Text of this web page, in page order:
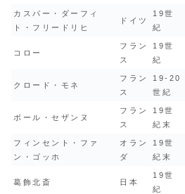
カスパー・ダーフィ
ト・フリードリヒ
ドイツ
19世
紀
コロー
フラン
ス
19世
紀
クロード・モネ
フラン
ス
19-20
世紀
ポール・セザンヌ
フラン
ス
19世
紀末
フィンセント・ファ
ン・ゴッホ
オラン
ダ
19世
紀末
葛飾北斎 日本
19世
紀